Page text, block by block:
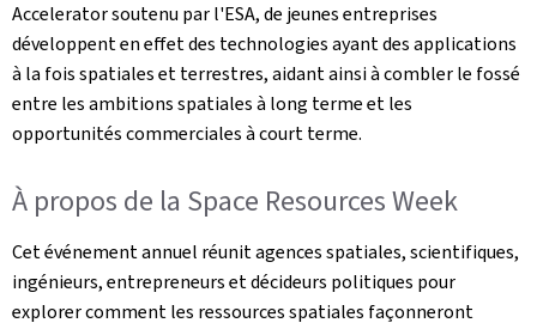
Accelerator soutenu par l'ESA, de jeunes entreprises
développent en effet des technologies ayant des applications
à la fois spatiales et terrestres, aidant ainsi à combler le fossé
entre les ambitions spatiales à long terme et les
opportunités commerciales à court terme.
À propos de la Space Resources Week
Cet événement annuel réunit agences spatiales, scientifiques,
ingénieurs, entrepreneurs et décideurs politiques pour
explorer comment les ressources spatiales façonneront